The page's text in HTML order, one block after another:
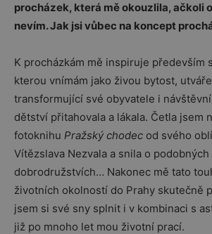
procházek, která mě okouzlila, ačkoli
nevím. Jak jsi vůbec na koncept
K procházkám mě inspiruje především
kterou vnímám jako živou bytost,
transformující své obyvatele i
dětství přitahovala a lákala. Četla jsem
fotoknihu Pražský chodec od svého
Vítězslava Nezvala a snila o
dobrodružstvích… Nakonec mě tato
životních okolností do Prahy skutečně
jsem si své sny splnit i v kombinaci s
již po mnoho let mou životní prací.